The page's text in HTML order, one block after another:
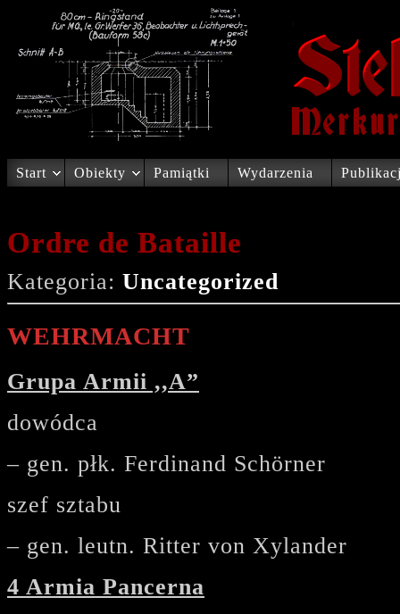
Start Obiekty Pamiątki Wydarzenia
Ordre de Bataille
Kategoria: Uncategorized
WEHRMACHT
Grupa Armii ,,A”
dowódca
– gen. płk. Ferdinand Schörner
szef sztabu
– gen. leutn. Ritter von Xylander
4 Armia Pancerna